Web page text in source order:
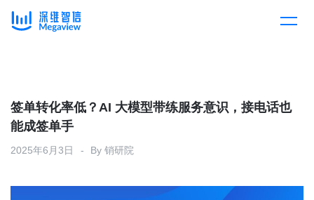
产品总览
产品集成
下载客户端
解决方案
按行业
企业服务
客户案例
开放平台
签单转化率低？AI 大模型带练服务意识，接电话也
能成签单手
2025年6月3日 By 销研院